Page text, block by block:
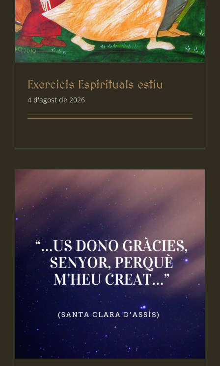
Exercicis Espirituals estiu
4 d'agost de 2026